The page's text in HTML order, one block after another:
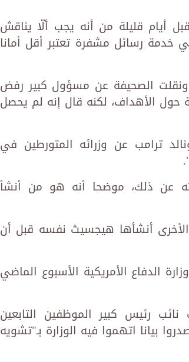
أيام قليلة من أنه يجب ألّا يناقش
خدمة رسائل مشفرة تعتبر أقل أمانا
ونقلت الصحيفة عن مسؤول كبير رفض
الأهداف، لكنه قال إنه لم يحصل
ترامب عن وزرائه المتورطين في
عن ذلك، موضحا أنه هو من أنشأ
أنشأها هيجسيث نفسه قبل أن
الدفاع الأمريكية الأسبوع الماضي
رئيس كبير الموظفين التابعين
بيانا اتهموا فيه الوزارة بـ"تشويه